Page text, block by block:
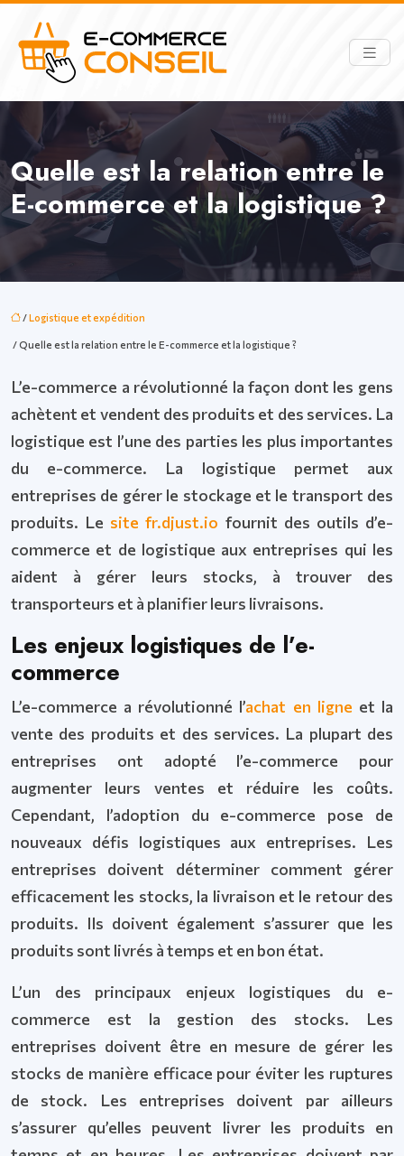
Quelle est la relation entre le
E-commerce et la logistique ?
/Logistique et expédition
/ Quelle est la relation entre le E-commerce et la logistique ?
L’e-commerce a révolutionné la façon dont les gens
achètent et vendent des produits et des services. La
logistique est l’une des parties les plus importantes
du e-commerce. La logistique permet aux
entreprises de gérer le stockage et le transport des
produits. Le site fr.djust.io fournit des outils d’e-
commerce et de logistique aux entreprises qui les
aident à gérer leurs stocks, à trouver des
transporteurs et à planifier leurs livraisons.
Les enjeux logistiques de l’e-
commerce
L’e-commerce a révolutionné l’achat en ligne et la
vente des produits et des services. La plupart des
entreprises ont adopté l’e-commerce pour
augmenter leurs ventes et réduire les coûts.
Cependant, l’adoption du e-commerce pose de
nouveaux défis logistiques aux entreprises. Les
entreprises doivent déterminer comment gérer
efficacement les stocks, la livraison et le retour des
produits. Ils doivent également s’assurer que les
produits sont livrés à temps et en bon état.
L’un des principaux enjeux logistiques du e-
commerce est la gestion des stocks. Les
entreprises doivent être en mesure de gérer les
stocks de manière efficace pour éviter les ruptures
de stock. Les entreprises doivent par ailleurs
s’assurer qu’elles peuvent livrer les produits en